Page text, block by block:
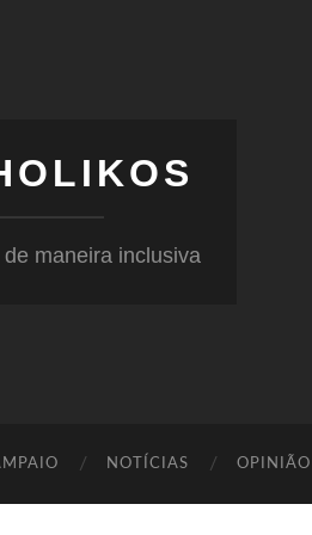
maneira inclusiva
NOTÍCIAS OPINIÃO